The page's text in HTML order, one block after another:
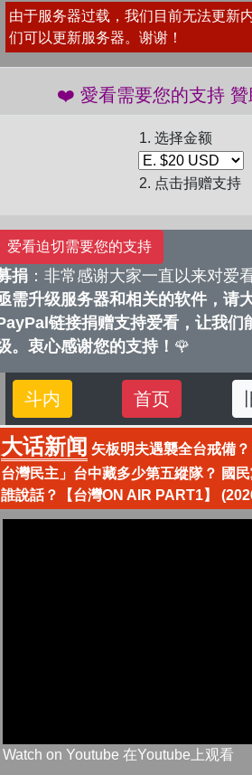
由于服务器过载，我们目前无法更新
们可以更新服务器。谢谢！
❤️ 愛看需要您的支持 贊
1. 选择金额
2. 点击捐赠支持
爱看迫切需要您的支持
捐 ：非常感谢大家一直以来对爱
需升级服务器和相关的软件，请
链接捐赠支持爱看，让我们
。衷心感谢您的支持！ 🌹
斗内 首页
大话新闻 矢板明夫遇襲全台戒備
台灣民主」台中藏多少第五縱隊？ 國
誰說話？【台灣ON AIR PART1】
Watch on Youtube 在Youtube上观看